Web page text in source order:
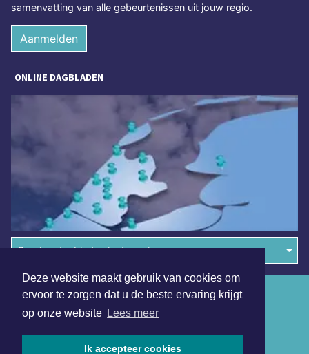
Deze website maakt gebruik van cookies om
ervoor te zorgen dat u de beste ervaring krijgt
op onze website Lees meer
Ik accepteer cookies
samenvatting van alle gebeurtenissen uit jouw regio.
Aanmelden
ONLINE DAGBLADEN
Overige dagbladen in de regio
Algemene voorwaarden
Disclaimer